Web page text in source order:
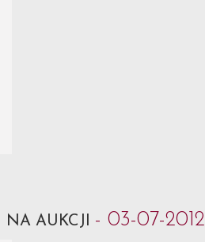
NA AUKCJI - 03-07-2012